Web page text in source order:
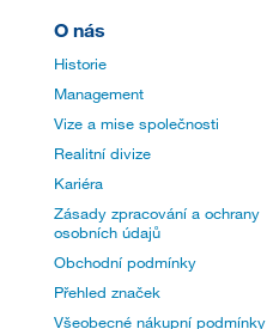
O nás
Historie
Management
Vize a mise společnosti
Realitní divize
Kariéra
Zásady zpracování a ochrany
osobních údajů
Obchodní podmínky
Přehled značek
Všeobecné nákupní podmínky